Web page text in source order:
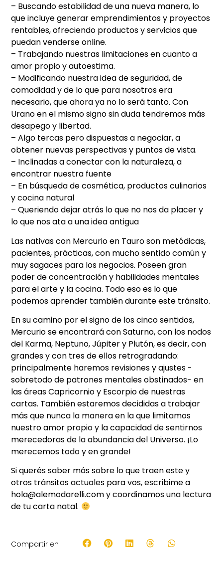
– Buscando estabilidad de una nueva manera, lo
que incluye generar emprendimientos y proyectos
rentables, ofreciendo productos y servicios que
puedan venderse online.
– Trabajando nuestras limitaciones en cuanto a
amor propio y autoestima.
– Modificando nuestra idea de seguridad, de
comodidad y de lo que para nosotros era
necesario, que ahora ya no lo será tanto. Con
Urano en el mismo signo sin duda tendremos más
desapego y libertad.
– Algo tercas pero dispuestas a negociar, a
obtener nuevas perspectivas y puntos de vista.
– Inclinadas a conectar con la naturaleza, a
encontrar nuestra fuente
– En búsqueda de cosmética, productos culinarios
y cocina natural
– Queriendo dejar atrás lo que no nos da placer y
lo que nos ata a una idea antigua
Las nativas con Mercurio en Tauro son metódicas,
pacientes, prácticas, con mucho sentido común y
muy sagaces para los negocios. Poseen gran
poder de concentración y habilidades mentales
para el arte y la cocina. Todo eso es lo que
podemos aprender también durante este tránsito.
En su camino por el signo de los cinco sentidos,
Mercurio se encontrará con Saturno, con los nodos
del Karma, Neptuno, Júpiter y Plutón, es decir, con
grandes y con tres de ellos retrogradando:
principalmente haremos revisiones y ajustes -
sobretodo de patrones mentales obstinados- en
las áreas Capricornio y Escorpio de nuestras
cartas. También estaremos decididas a trabajar
más que nunca la manera en la que limitamos
nuestro amor propio y la capacidad de sentirnos
merecedoras de la abundancia del Universo. ¡Lo
merecemos todo y en grande!
Si querés saber más sobre lo que traen este y
otros tránsitos actuales para vos, escribime a
hola@alemodarelli.com y coordinamos una lectura
de tu carta natal.
Compartir en